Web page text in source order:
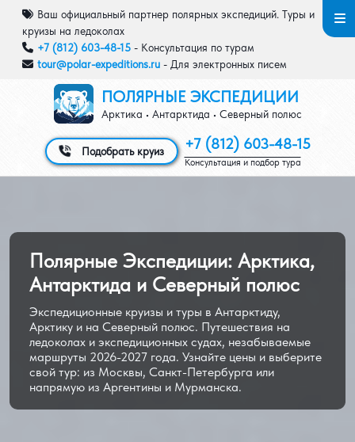
Перейти к основному содержанию
Ваш официальный партнер полярных экспедиций. Туры и
круизы на ледоколах
+7 (812) 603-48-15 - Консультация по турам
tour@polar-expeditions.ru - Для электронных писем
ПОЛЯРНЫЕ ЭКСПЕДИЦИИ
Арктика • Антарктида • Северный полюс
Подобрать круиз +7 (812) 603-48-15
Консультация и подбор тура
Полярные Экспедиции: Арктика,
Антарктида и Северный полюс
Экспедиционные круизы и туры в Антарктиду,
Арктику и на Северный полюс. Путешествия на
ледоколах и экспедиционных судах, незабываемые
маршруты 2026-2027 года. Узнайте цены и выберите
свой тур: из Москвы, Санкт-Петербурга или
напрямую из Аргентины и Мурманска.